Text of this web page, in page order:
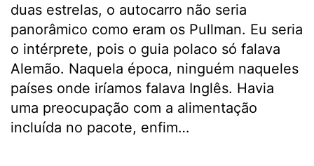
duas estrelas, o autocarro não seria
panorâmico como eram os Pullman. Eu seria
o intérprete, pois o guia polaco só falava
Alemão. Naquela época, ninguém naqueles
países onde iríamos falava Inglês. Havia
uma preocupação com a alimentação
incluída no pacote, enfim…